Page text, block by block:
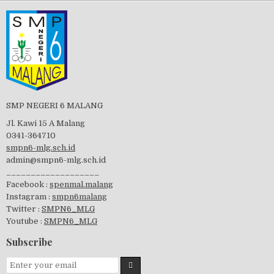
Tes Matrikulasi 2019
visitasi PPK 2019
GSF 2019
SMP NEGERI 6 MALANG
Jl. Kawi 15 A Malang
0341-364710
smpn6-mlg.sch.id
admin@smpn6-mlg.sch.id
Facebook : spenmal.malang
Instagram : smpn6malang
Twitter : SMPN6_MLG
Youtube : SMPN6_MLG
Subscribe